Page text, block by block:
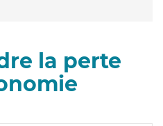
la perte